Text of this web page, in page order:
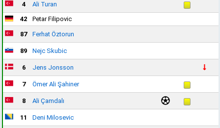
4
Ali Turan
42
Petar Filipovic
87 Ferhat Öztorun
89 Nejc Skubic
6 Jens Jonsson
7 Ömer Ali Şahiner
8 Ali Çamdalı
11 Deni Milosevic